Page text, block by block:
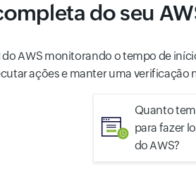
do seu
AWS monitorando o tempo de
ações e manter uma verificação
Quanto
para fazer
do AWS?